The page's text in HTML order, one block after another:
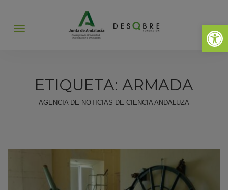
Abrir
Abrir
ETIQUETA: ARMADA
AGENCIA DE NOTICIAS DE CIENCIA ANDALUZA